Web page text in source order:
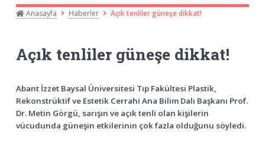
Anasayfa Haberler Açık tenliler güneşe dikkat!
Açık tenliler güneşe dikkat!
Abant İzzet Baysal Üniversitesi Tıp Fakültesi Plastik,
Rekonstrüktif ve Estetik Cerrahi Ana Bilim Dalı Başkanı Prof.
Dr. Metin Görgü, sarışın ve açık tenli olan kişilerin
vücudunda güneşin etkilerinin çok fazla olduğunu söyledi.